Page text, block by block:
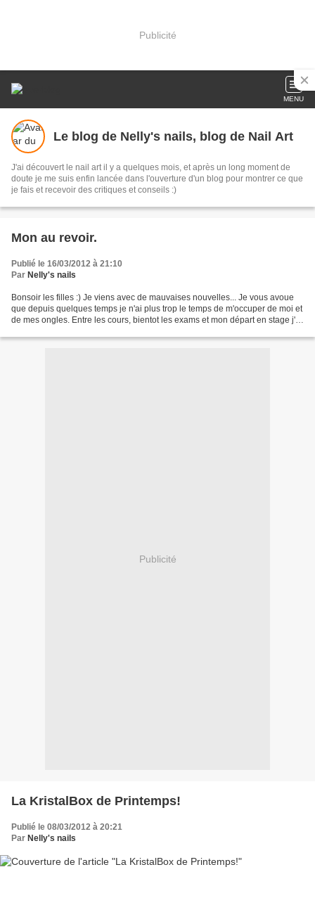
Publicité
MENU
Le blog de Nelly's nails, blog de Nail Art
J'ai découvert le nail art il y a quelques mois, et après un long moment de
doute je me suis enfin lancée dans l'ouverture d'un blog pour montrer ce que
je fais et recevoir des critiques et conseils :)
Mon au revoir.
Publié le 16/03/2012 à 21:10
Par Nelly's nails
Bonsoir les filles :) Je viens avec de mauvaises nouvelles... Je vous avoue
que depuis quelques temps je n'ai plus trop le temps de m'occuper de moi et
de mes ongles. Entre les cours, bientot les exams et mon départ en stage j'ai
Publicité
La KristalBox de Printemps!
Publié le 08/03/2012 à 20:21
Par Nelly's nails